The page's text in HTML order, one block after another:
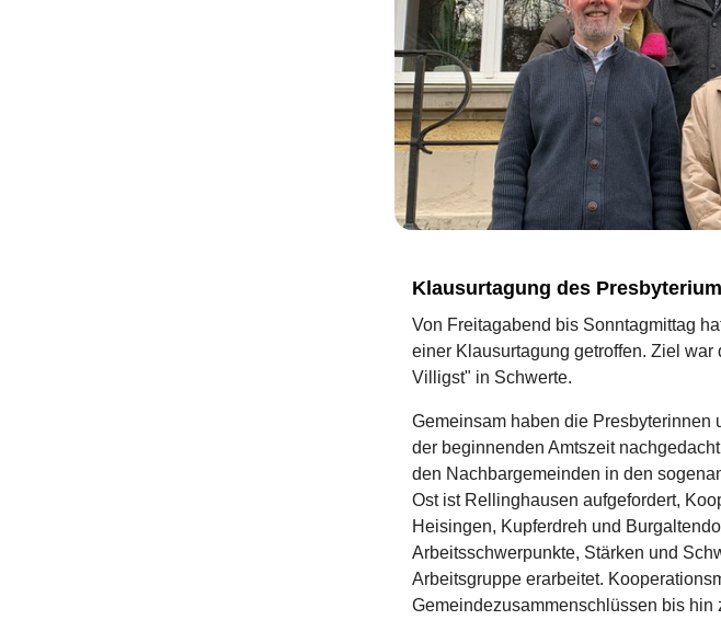
Klausurtagung des
Von Freitagabend bis Sonntagmittag
einer Klausurtagung getroffen. Ziel
Villigst" in Schwerte.
Gemeinsam haben die Presbyterinnen
der beginnenden Amtszeit
den Nachbargemeinden in den
Ost ist Rellinghausen aufgefordert,
Heisingen, Kupferdreh und
Arbeitsschwerpunkte, Stärken und
Arbeitsgruppe erarbeitet.
Gemeindezusammenschlüssen bis hin